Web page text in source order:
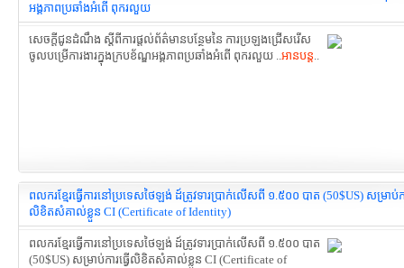
អង្គភាពប្រឆាំងអំពើ ពុករលួយ
សេចក្ដីជូនដំណឹង ស្ដីពីការផ្តល់ព័ត៌មានបន្ថែមនៃ ការប្រឡងជ្រើសរើស
ចូលបម្រើការងារក្នុងក្របខ័ណ្ឌអង្គភាពប្រឆាំងអំពើ ពុករលួយ ..អានបន្ត..
ពលករខ្មែរធ្វើការនៅប្រទេសថៃឡង់ ដ៍ត្រូវទារប្រាក់លើសពី ១.៥០០ បាត (50$US) សម្រាប់កា
លិខិតសំគាល់ខ្លួន CI (Certificate of Identity)
ពលករខ្មែរធ្វើការនៅប្រទេសថៃឡង់ ដ៍ត្រូវទារប្រាក់លើសពី ១.៥០០ បាត
(50$US) សម្រាប់ការធ្វើលិខិតសំគាល់ខ្លួន CI (Certificate of